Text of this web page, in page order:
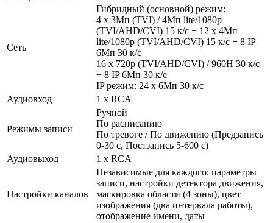
Сеть
Гибридный (основной) режим:
4 x 3Мп (TVI) / 4Мп lite/1080р
(TVI/AHD/CVI) 15 к/с + 12 x 4Мп
lite/1080р (TVI/AHD/CVI) 15 к/с + 8 IP
6Мп 30 к/с
16 х 720р (TVI/AHD/CVI) / 960H 30 к/с
+ 8 IP 6Мп 30 к/с
IP режим: 24 х 6Мп 30 к/с
Аудиовход
1 x RCA
Режимы записи
Ручной
По расписанию
По тревоге / По движению (Предзапись
0-30 с, Постзапись 5-600 с)
Аудиовыход
1 x RCA
Настройки каналов
Независимые для каждого: параметры
записи, настройки детектора движения,
маскировка области (4 зоны), цвет
изображения (два интервала работы),
отображение имени, даты